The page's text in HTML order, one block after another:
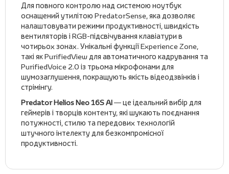
Для повного контролю над системою ноутбук
оснащений утилітою PredatorSense, яка дозволяє
налаштовувати режими продуктивності, швидкість
вентиляторів і RGB-підсвічування клавіатури в
чотирьох зонах. Унікальні функції Experience Zone,
такі як PurifiedView для автоматичного кадрування та
PurifiedVoice 2.0 із трьома мікрофонами для
шумозаглушення, покращують якість відеодзвінків і
стрімінгу.
Predator Helios Neo 16S AI— це ідеальний вибір для
геймерів і творців контенту, які шукають поєднання
потужності, стилю та передових технологій
штучного інтелекту для безкомпромісної
продуктивності.